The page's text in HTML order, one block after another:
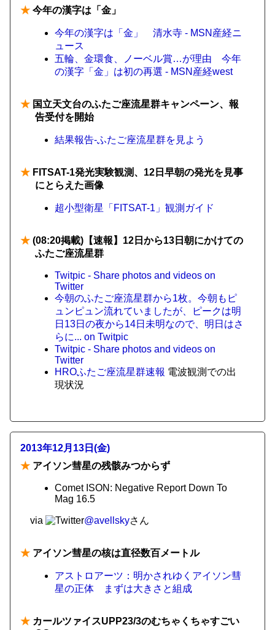
★ 今年の漢字は「金」
今年の漢字は「金」 清水寺 - MSN産経ニ
ュース
五輪、金環食、ノーベル賞…が理由 今年
の漢字「金」は初の再選 - MSN産経west
★ 国立天文台のふたご座流星群キャンペーン、報
告受付を開始
結果報告-ふたご座流星群を見よう
★ FITSAT-1発光実験観測、12日早朝の発光を見事
にとらえた画像
超小型衛星「FITSAT-1」観測ガイド
★ (08:20掲載)【速報】12日から13日朝にかけての
ふたご座流星群
Twitpic - Share photos and videos on
Twitter
今朝のふたご座流星群から1枚。今朝もピ
ュンピュン流れていましたが、ピークは明
日13日の夜から14日未明なので、明日はさ
らに... on Twitpic
Twitpic - Share photos and videos on
Twitter
HROふたご座流星群速報 電波観測での出
現状況
2013年12月13日(金)
★ アイソン彗星の残骸みつからず
Comet ISON: Negative Report Down To
Mag 16.5
via @avellskyさん
★ アイソン彗星の核は直径数百メートル
アストロアーツ：明かされゆくアイソン彗
星の正体 まずは大きさと組成
★ カールツァイスUPP23/3のむちゃくちゃすごい